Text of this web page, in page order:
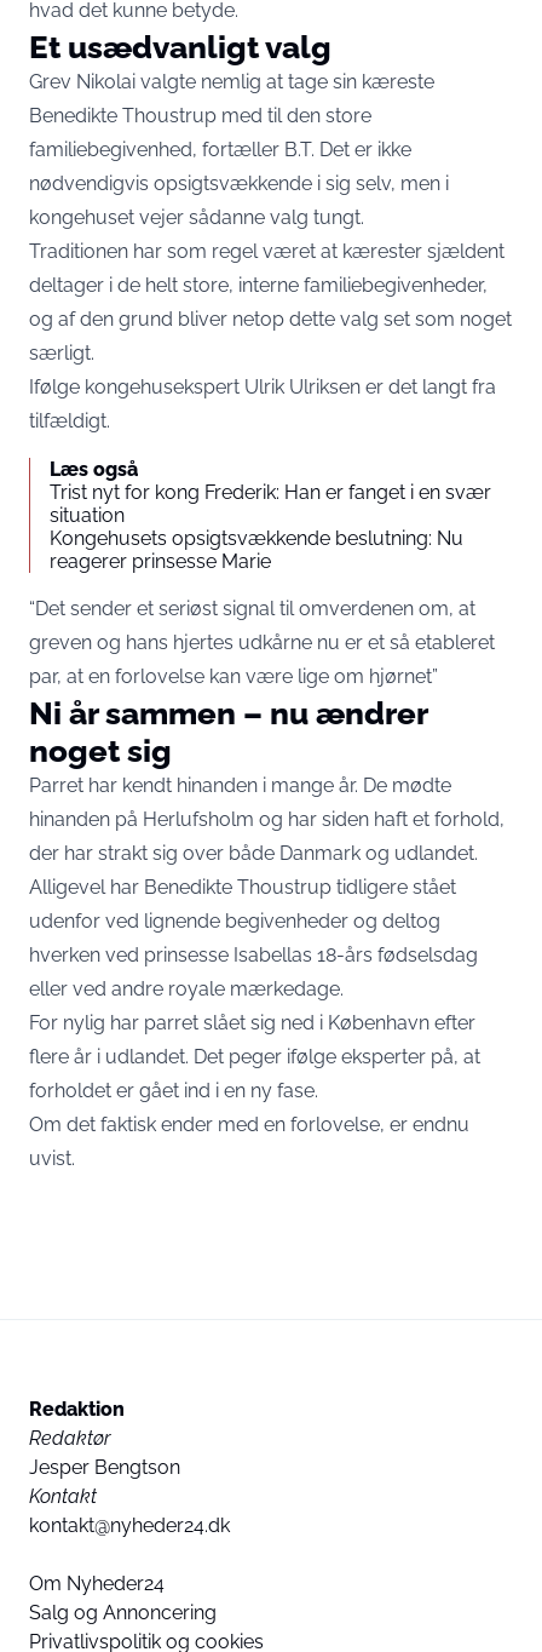
hvad det kunne betyde.
Et usædvanligt valg
Grev Nikolai valgte nemlig at tage sin kæreste
Benedikte Thoustrup med til den store
familiebegivenhed, fortæller B.T. Det er ikke
nødvendigvis opsigtsvækkende i sig selv, men i
kongehuset vejer sådanne valg tungt.
Traditionen har som regel været at kærester sjældent
deltager i de helt store, interne familiebegivenheder,
og af den grund bliver netop dette valg set som noget
særligt.
Ifølge kongehusekspert Ulrik Ulriksen er det langt fra
tilfældigt.
Læs også
Trist nyt for kong Frederik: Han er fanget i en svær
situation
Kongehusets opsigtsvækkende beslutning: Nu
reagerer prinsesse Marie
“Det sender et seriøst signal til omverdenen om, at
greven og hans hjertes udkårne nu er et så etableret
par, at en forlovelse kan være lige om hjørnet”
Ni år sammen – nu ændrer
noget sig
Parret har kendt hinanden i mange år. De mødte
hinanden på Herlufsholm og har siden haft et forhold,
der har strakt sig over både Danmark og udlandet.
Alligevel har Benedikte Thoustrup tidligere stået
udenfor ved lignende begivenheder og deltog
hverken ved prinsesse Isabellas 18-års fødselsdag
eller ved andre royale mærkedage.
For nylig har parret slået sig ned i København efter
flere år i udlandet. Det peger ifølge eksperter på, at
forholdet er gået ind i en ny fase.
Om det faktisk ender med en forlovelse, er endnu
uvist.
Redaktion
Redaktør
Jesper Bengtson
Kontakt
kontakt@nyheder24.dk
Om Nyheder24
Salg og Annoncering
Privatlivspolitik og cookies